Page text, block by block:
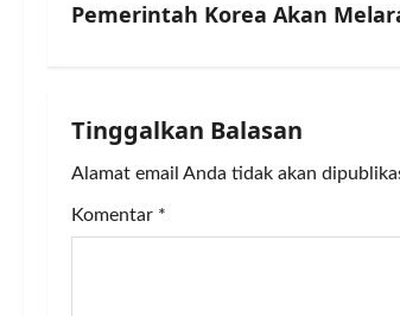
s
n
a
v
Pemerintah Korea Akan
Tinggalkan Balasan
Alamat email Anda tidak akan
Komentar *